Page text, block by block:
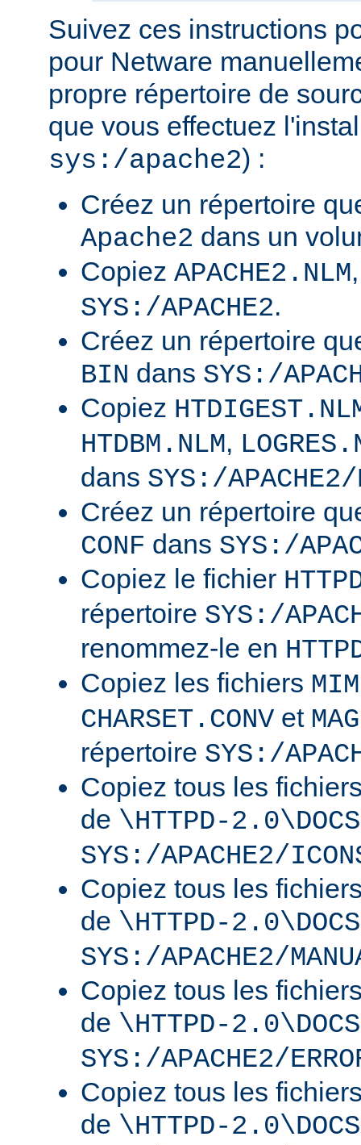
Suivez ces instructions
pour Netware
propre répertoire de
que vous effectuez
sys:/apache2) :
Créez un répertoire
Apache2 dans un
Copiez APACHE2.NLM
SYS:/APACHE2.
Créez un répertoire
BIN dans SYS:/
Copiez
HTDBM.NLM,
dans SYS:/
Créez un répertoire
CONF dans SYS:/
Copiez le fichier
répertoire SYS:/
renommez-le en
Copiez les fichiers
CHARSET.CONV et
répertoire SYS:/
Copiez tous les
de \HTTPD-
SYS:/APACHE2/
Copiez tous les
de \HTTPD-
SYS:/APACHE2/
Copiez tous les
de \HTTPD-
SYS:/APACHE2/
Copiez tous les
de \HTTPD-